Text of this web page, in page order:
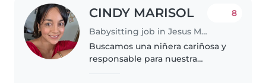
CINDY MARISOL
Babysitting job in Jesus Maria
8
Buscamos una niñera cariñosa y
responsable para nuestra